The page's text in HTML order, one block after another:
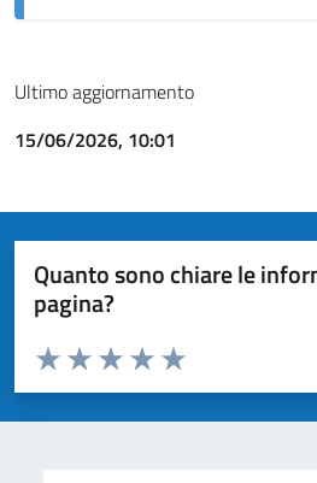
Ultimo aggiornamento
15/06/2026, 10:01
Quanto sono chiare le
pagina?
Valuta da 1 a 5 stelle la pagina
Valuta 5 stelle su 5
Valuta 4 stelle su 5
Valuta 3 stelle su 5
Valuta 2 stelle su 5
Valuta 1 stelle su 5